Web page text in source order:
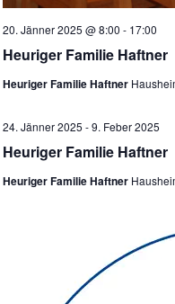
Heuriger Familie Haftner
20. Jänner 2025 @ 8:00 - 17:00
Heuriger Familie Haftner
Heuriger Familie Haftner
24. Jänner 2025 -9. Feber 2025
Heuriger Familie Haftner